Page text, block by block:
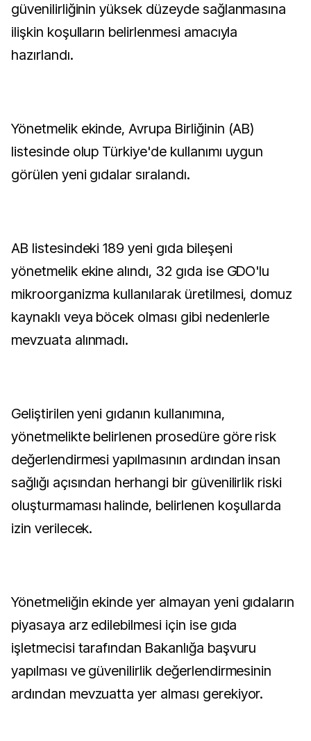
güvenilirliğinin yüksek düzeyde sağlanmasına
ilişkin koşulların belirlenmesi amacıyla
hazırlandı.
Yönetmelik ekinde, Avrupa Birliğinin (AB)
listesinde olup Türkiye'de kullanımı uygun
görülen yeni gıdalar sıralandı.
AB listesindeki 189 yeni gıda bileşeni
yönetmelik ekine alındı, 32 gıda ise GDO'lu
mikroorganizma kullanılarak üretilmesi, domuz
kaynaklı veya böcek olması gibi nedenlerle
mevzuata alınmadı.
Geliştirilen yeni gıdanın kullanımına,
yönetmelikte belirlenen prosedüre göre risk
değerlendirmesi yapılmasının ardından insan
sağlığı açısından herhangi bir güvenilirlik riski
oluşturmaması halinde, belirlenen koşullarda
izin verilecek.
Yönetmeliğin ekinde yer almayan yeni gıdaların
piyasaya arz edilebilmesi için ise gıda
işletmecisi tarafından Bakanlığa başvuru
yapılması ve güvenilirlik değerlendirmesinin
ardından mevzuatta yer alması gerekiyor.